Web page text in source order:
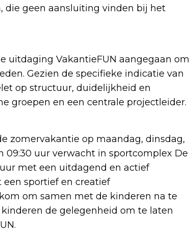
die geen aansluiting vinden bij het
uitdaging VakantieFUN aangegaan om
Gezien de specifieke indicatie van
op structuur, duidelijkheid en
groepen en een centrale projectleider.
zomervakantie op maandag, dinsdag,
09:30 uur verwacht in sportcomplex De
met een uitdagend en actief
sportief en creatief
om samen met de kinderen na te
de gelegenheid om te laten